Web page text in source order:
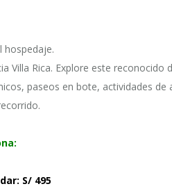
hospedaje.
Villa Rica. Explore este
paseos en bote, actividades
S/ 495